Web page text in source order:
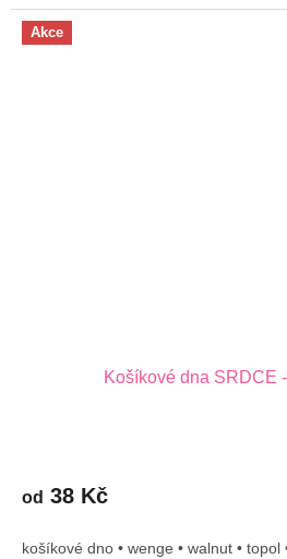
Akce
Košíkové dna SRDCE
od 38 Kč
košíkové dno • wenge • walnut • topol